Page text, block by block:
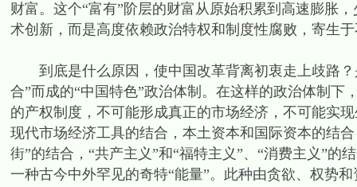
财富。这个“富有”阶层的财富从原始积累到高速膨胀
术创新，而是高度依赖政治特权和制度性腐败，寄生
到底是什么原因，使中国改革背离初衷走上歧路？
合”而成的“中国特色”政治体制。在这样的政治体制
的产权制度，不可能形成真正的市场经济，不可能实
现代市场经济工具的结合，本土资本和国际资本的结
街”的结合，“共产主义”和“福特主义”、“消费主义”的
一种古今中外罕见的奇特“能量”。此种由贪欲、权势